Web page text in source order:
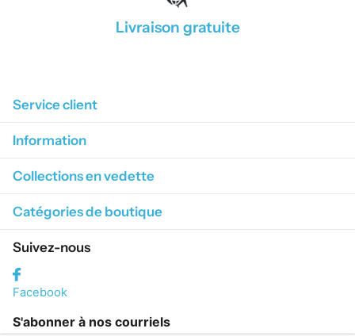
Livraison gratuite
Service client
Information
Collections en vedette
Catégories de boutique
Suivez-nous
Facebook
S'abonner à nos courriels